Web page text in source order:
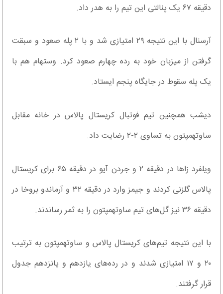
دقیقه ۶۷ یک پنالتی این تیم را به هدر داد.
آرسنال با این نتیجه ۲۹ امتیازی شد و با ۲ پله صعود و سبقت
گرفتن از میزبان خود به رده چهارم صعود کرد. وستهام هم با
یک پله سقوط در جایگاه پنجم ایستاد.
دیشب همچنین تیم فوتبال کریستال پالاس در خانه مقابل
ساوتهمپتون به تساوی ۲-۲ رضایت داد.
ویلفرد زاها در دقیقه ۲ و جردن آیو در دقیقه ۶۵ برای کریستال
پالاس گلزنی کردند و جیمز وارد در دقیقه ۳۲ و آرماندو بروخا در
دقیقه ۳۶ نیز گل‌های تیم ساوتهمپتون را به ثمر رساندند.
با این نتیجه تیم‌‌های کریستال پالاس و ساوتهمپتون به ترتیب
۲۰ و ۱۷ امتیازی شدند و در رده‌های یازدهم و پانزدهم جدول
قرار گرفتند.